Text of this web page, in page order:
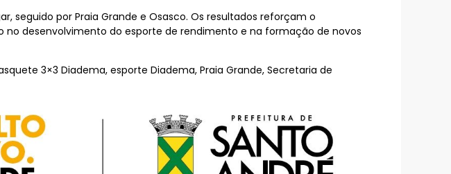
seguido por Praia Grande e Osasco. Os resultados reforçam o
desenvolvimento do esporte de rendimento e na formação de novos
3×3 Diadema, esporte Diadema, Praia Grande, Secretaria de